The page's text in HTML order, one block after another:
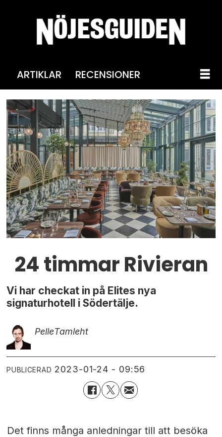
ARTIKLAR RECENSIONER
24 timmar Rivieran
Vi har checkat in på Elites nya
signaturhotell i Södertälje.
PelleTamleht
PUBLICERAD 2023-01-24 - 09:56
Det finns många anledningar till att besöka